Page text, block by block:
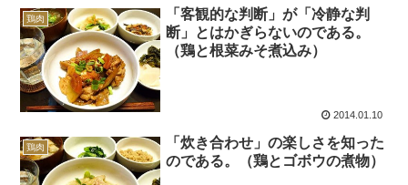
鶏肉
「客観的な判断」が「冷静な判
断」とはかぎらないのである。
（鶏と根菜みそ煮込み）
2014.01.10
鶏肉
「炊き合わせ」の楽しさを知った
のである。（鶏とゴボウの煮物）